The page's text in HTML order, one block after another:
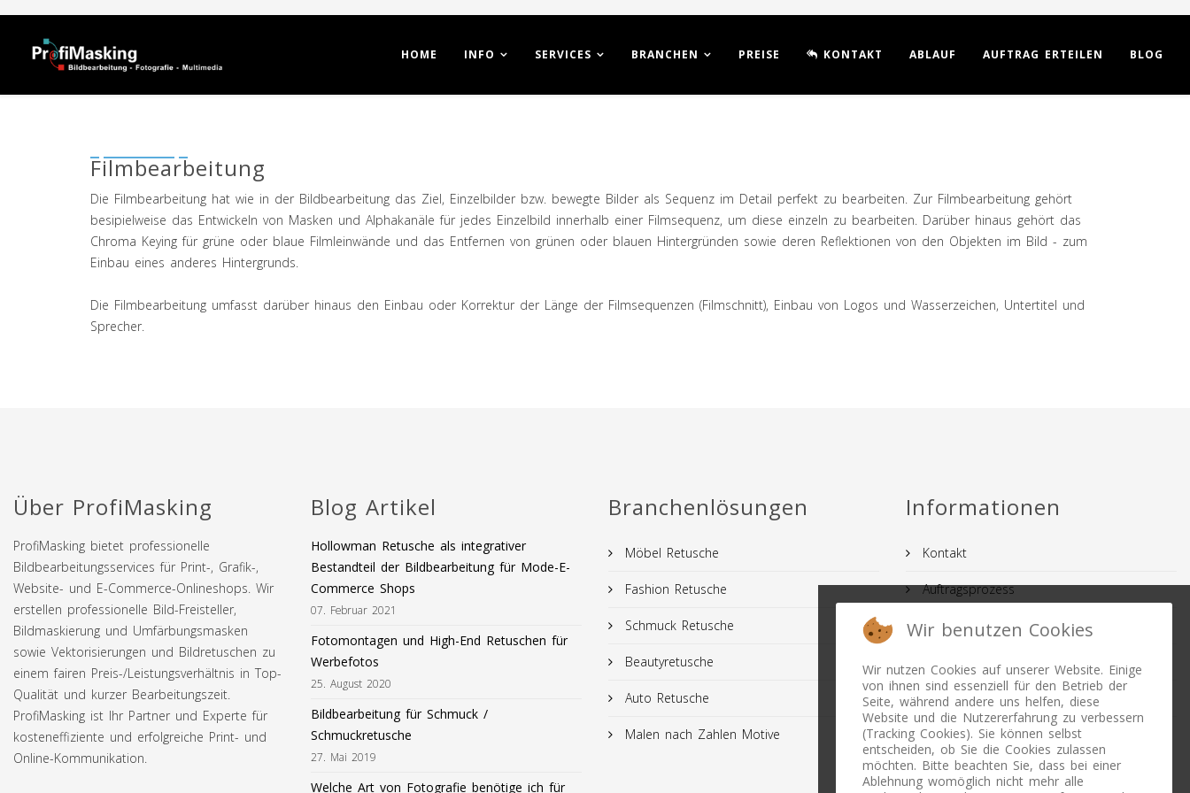
HOME INFO SERVICES BRANCHEN PREISE KONTAKT ABLAUF AUFTRAG ERTEILEN BLOG
Filmbearbeitung
Die Filmbearbeitung hat wie in der Bildbearbeitung das Ziel, Einzelbilder bzw. bewegte Bilder als Sequenz im Detail perfekt zu bearbeiten. Zur Filmbearbeitung gehört
besipielweise das Entwickeln von Masken und Alphakanäle für jedes Einzelbild innerhalb einer Filmsequenz, um diese einzeln zu bearbeiten. Darüber hinaus gehört das
Chroma Keying für grüne oder blaue Filmleinwände und das Entfernen von grünen oder blauen Hintergründen sowie deren Reflektionen von den Objekten im Bild - zum
Einbau eines anderes Hintergrunds.
Die Filmbearbeitung umfasst darüber hinaus den Einbau oder Korrektur der Länge der Filmsequenzen (Filmschnitt), Einbau von Logos und Wasserzeichen, Untertitel und
Sprecher.
Über ProfiMasking
ProfiMasking bietet professionelle
Bildbearbeitungsservices für Print-, Grafik-,
Website- und E-Commerce-Onlineshops. Wir
erstellen professionelle Bild-Freisteller,
Bildmaskierung und Umfärbungsmasken
sowie Vektorisierungen und Bildretuschen zu
einem fairen Preis-/Leistungsverhältnis in Top-
Qualität und kurzer Bearbeitungszeit.
ProfiMasking ist Ihr Partner und Experte für
kosteneffiziente und erfolgreiche Print- und
Online-Kommunikation.
Blog Artikel
Hollowman Retusche als integrativer
Bestandteil der Bildbearbeitung für Mode-E-
Commerce Shops
07. Februar 2021
Fotomontagen und High-End Retuschen für
Werbefotos
25. August 2020
Bildbearbeitung für Schmuck /
Schmuckretusche
27. Mai 2019
Welche Art von Fotografie benötige ich für
Branchenlösungen
Möbel Retusche
Fashion Retusche
Schmuck Retusche
Beautyretusche
Auto Retusche
Malen nach Zahlen Motive
Informationen
Kontakt
Auftragsprozess
AGB
IMPRESSUM
FAQ
Datenschutz
Wir benutzen Cookies
Wir nutzen Cookies auf unserer Website. Einige
von ihnen sind essenziell für den Betrieb der
Seite, während andere uns helfen, diese
Website und die Nutzererfahrung zu verbessern
(Tracking Cookies). Sie können selbst
entscheiden, ob Sie die Cookies zulassen
möchten. Bitte beachten Sie, dass bei einer
Ablehnung womöglich nicht mehr alle